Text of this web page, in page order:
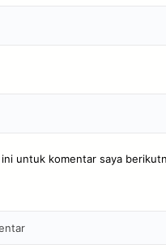
untuk komentar saya